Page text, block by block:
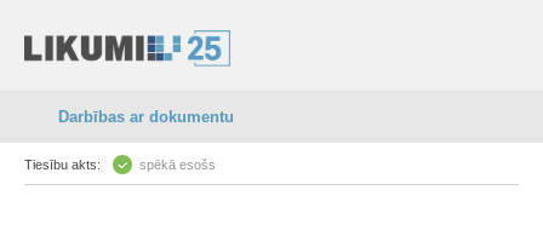
Darbības ar dokumentu
Tiesību akts: spēkā esošs